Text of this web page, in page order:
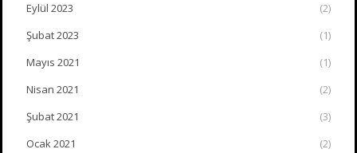
Eylül 2023
(2)
Şubat 2023
(1)
Mayıs 2021
(1)
Nisan 2021
(2)
Şubat 2021
(3)
Ocak 2021
(2)